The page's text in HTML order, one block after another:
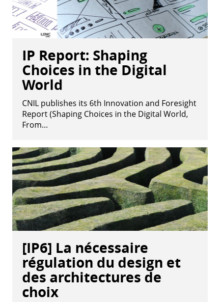
IP Report: Shaping
Choices in the Digital
World
CNIL publishes its 6th Innovation and Foresight
Report (Shaping Choices in the Digital World,
From…
[IP6] La nécessaire
régulation du design et
des architectures de
choix